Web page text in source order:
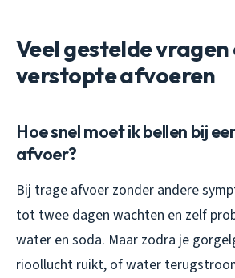
Veel gestelde
verstopte afvoeren
Hoe snel moet ik bellen bij
afvoer?
Bij trage afvoer zonder andere
tot twee dagen wachten en zelf
water en soda. Maar zodra je
rioollucht ruikt, of water